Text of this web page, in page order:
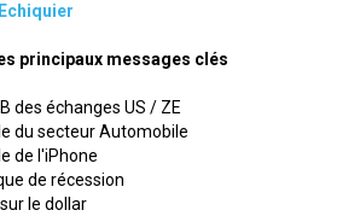
principaux messages clés
des échanges US / ZE
du secteur Automobile
de l'iPhone
de récession
le dollar